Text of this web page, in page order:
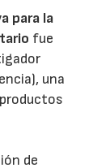
para la
fue
una
de